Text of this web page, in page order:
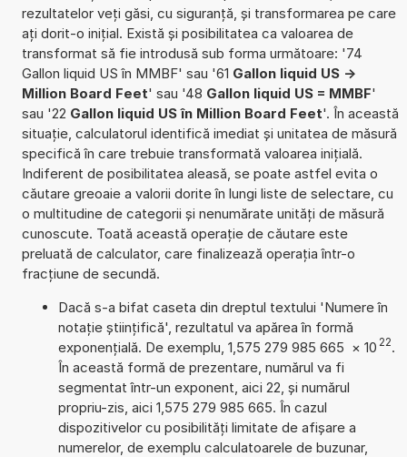
rezultatelor veți găsi, cu siguranță, și transformarea pe care
ați dorit-o inițial. Există și posibilitatea ca valoarea de
transformat să fie introdusă sub forma următoare: '74
Gallon liquid US în MMBF' sau '61 Gallon liquid US ->
Million Board Feet' sau '48 Gallon liquid US = MMBF'
sau '22 Gallon liquid US în Million Board Feet'. În această
situație, calculatorul identifică imediat și unitatea de măsură
specifică în care trebuie transformată valoarea inițială.
Indiferent de posibilitatea aleasă, se poate astfel evita o
căutare greoaie a valorii dorite în lungi liste de selectare, cu
o multitudine de categorii și nenumărate unități de măsură
cunoscute. Toată această operație de căutare este
preluată de calculator, care finalizează operația într-o
fracțiune de secundă.
Dacă s-a bifat caseta din dreptul textului 'Numere în
notație științifică', rezultatul va apărea în formă
exponențială. De exemplu, 1,575 279 985 665 × 10 22.
În această formă de prezentare, numărul va fi
segmentat într-un exponent, aici 22, și numărul
propriu-zis, aici 1,575 279 985 665. În cazul
dispozitivelor cu posibilități limitate de afișare a
numerelor, de exemplu calculatoarele de buzunar,